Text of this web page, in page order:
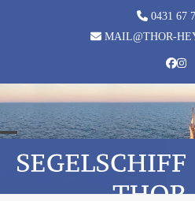
0431 67
MAIL@THOR-
Open
mobile
Close
mobile